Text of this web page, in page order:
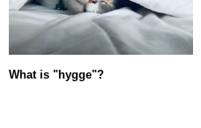
What is "hygge"?